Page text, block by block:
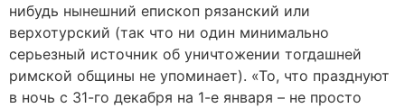
нибудь нынешний епископ рязанский или
верхотурский (так что ни один минимально
серьезный источник об уничтожении тогдашней
римской общины не упоминает). «То, что празднуют
в ночь с 31-го декабря на 1-е января – не просто